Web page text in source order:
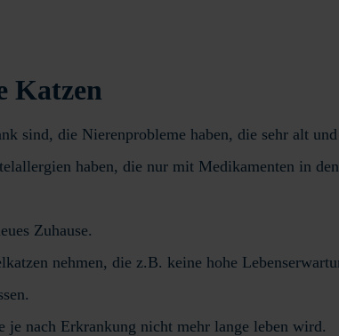
Katzen
sind, die Nierenprobleme haben, die sehr alt
haben, die nur mit Medikamenten in
Zuhause.
nehmen, die z.B. keine hohe
je nach Erkrankung nicht mehr lange leben wird.